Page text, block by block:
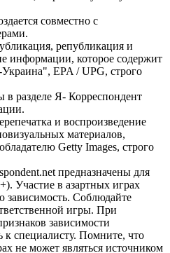
совместно с
републикация и
информации, которое содержит
EPA / UPG, строго
в разделе Я- Корреспондент
и воспроизведение
материалов,
Getty Images, строго
предназначены для
Участие в азартных играх
зависимость. Соблюдайте
игры. При
зависимости
к специалисту. Помните, что
не может являться источником